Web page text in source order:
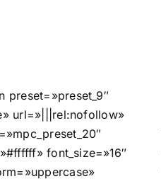
preset=»preset_9″
url=»|||rel:nofollow»
font_size=»16″